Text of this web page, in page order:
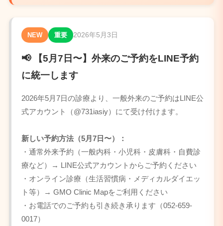
NEW 重要 2026年5月3日
📢 【5月7日〜】外来のご予約をLINE予約
に統一します
2026年5月7日の診療より、一般外来のご予約はLINE公
式アカウント（@731iasiy）にて受け付けます。
新しい予約方法（5月7日〜）：
・通常外来予約（一般内科・小児科・皮膚科・自費診
療など）→ LINE公式アカウントからご予約ください
・オンライン診療（生活習慣病・メディカルダイエッ
ト等）→ GMO Clinic Mapをご利用ください
・お電話でのご予約も引き続き承ります（052-659-
0017）